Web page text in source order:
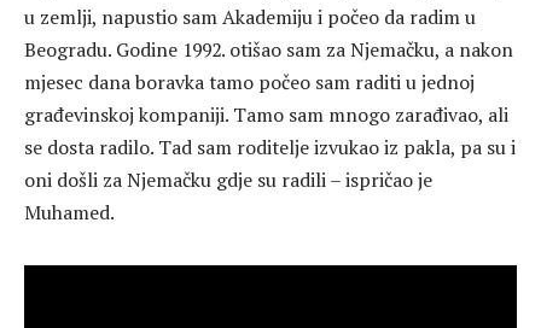
u zemlji, napustio sam Akademiju i počeo da radim u
Beogradu. Godine 1992. otišao sam za Njemačku, a nakon
mjesec dana boravka tamo počeo sam raditi u jednoj
građevinskoj kompaniji. Tamo sam mnogo zarađivao, ali
se dosta radilo. Tad sam roditelje izvukao iz pakla, pa su i
oni došli za Njemačku gdje su radili – ispričao je
Muhamed.